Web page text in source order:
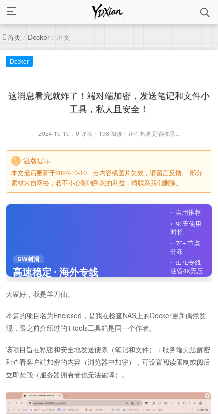
首页 / Docker / 正文
Docker
这消息看完就炸了！端对端加密，发送笔记和文件小
工具，私人且安全！
2024-10-10 / 0 评论 / 198 阅读 / 正在检测是否收录...
温馨提示：
本文最后更新于2024-10-10，若内容或图片失效，请留言反馈。 部分
素材来自网络，若不小心影响到您的利益，请联系我们删除。
GW树洞
高速稳定 · 海外专线
自用推荐
90天使用
时长
70+ 节点
分布
IEPL专线
油管4K无压
力
线设备
大家好，我是羊刀仙。
本篇的项目名为Enclosed，是我在检查NAS上的Docker更新偶然发
现，跟之前介绍过的it-tools工具箱是同一个作者。
该项目旨在私密和安全地发送便条（笔记和文件）：服务端无法解密
和查看客户端加密的内容（浏览器中加密），可设置阅读限制或阅后
立即焚毁（服务器拥有者也无法破译）。